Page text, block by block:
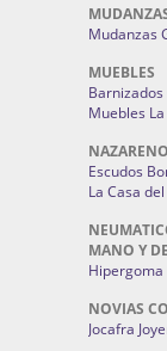
Mudanzas
MUEBLES
Muebles
Escudos
La Casa
MANO Y
Hipergoma
NOVIAS
Jocafra